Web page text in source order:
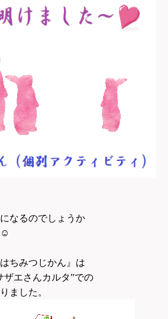
なるのでしょうか
☺
ちみつじかん』は
ザエさんカルタ”での
ました。